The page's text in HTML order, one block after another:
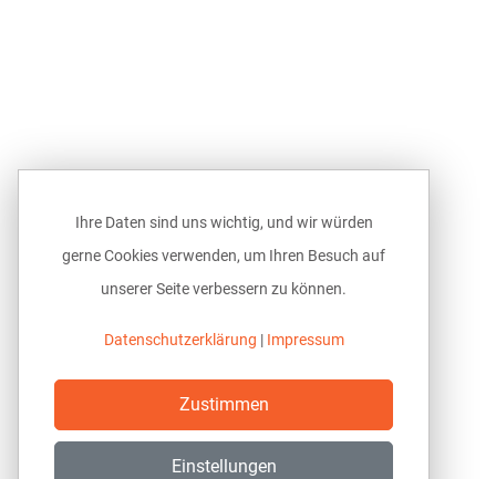
Ihre Daten sind uns wichtig, und wir würden
gerne Cookies verwenden, um Ihren Besuch auf
unserer Seite verbessern zu können.
Datenschutzerklärung | Impressum
Zustimmen
Einstellungen